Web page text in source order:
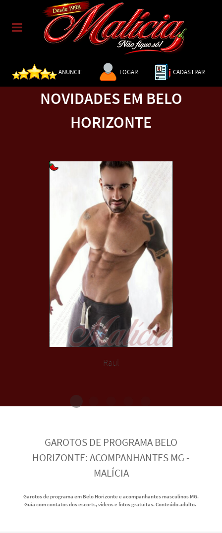
ANUNCIE LOGAR CADASTRAR
NOVIDADES EM BELO
HORIZONTE
Raul
GAROTOS DE PROGRAMA BELO
HORIZONTE: ACOMPANHANTES MG -
MALÍCIA
Garotos de programa em Belo Horizonte e acompanhantes masculinos MG.
Guia com contatos dos escorts, vídeos e fotos gratuitas. Conteúdo adulto.